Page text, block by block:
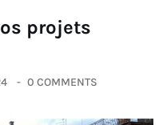
projets
0 COMMENTS